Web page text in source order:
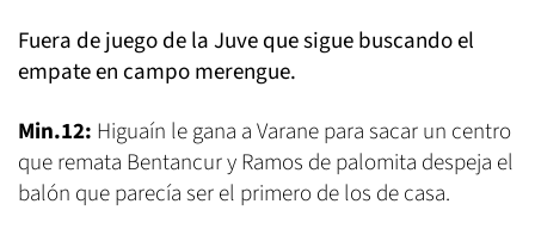
Fuera de juego de la Juve que sigue buscando el
empate en campo merengue.
Min.12: Higuaín le gana a Varane para sacar un centro
que remata Bentancur y Ramos de palomita despeja el
balón que parecía ser el primero de los de casa.